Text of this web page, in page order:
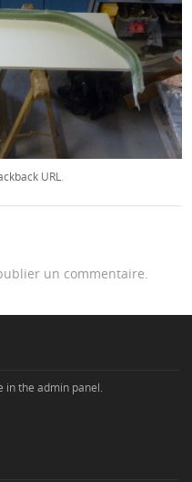
URL
un commentaire.
in the admin panel.